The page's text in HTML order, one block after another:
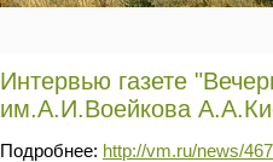
Интервью газете
им.А.И.Воейкова
Подробнее: http://vm.ru/news/